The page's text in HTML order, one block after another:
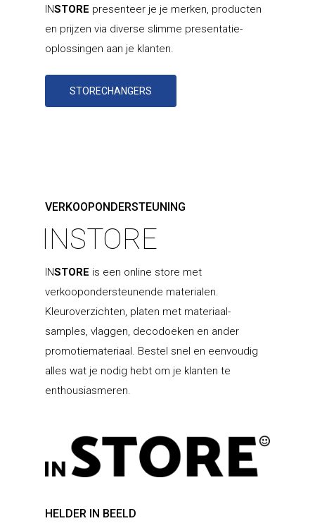
INSTORE presenteer je je merken, producten
en prijzen via diverse slimme presentatie-
oplossingen aan je klanten.
STORECHANGERS
VERKOOPONDERSTEUNING
INSTORE
INSTORE is een online store met
verkoopondersteunende materialen.
Kleuroverzichten, platen met materiaal-
samples, vlaggen, decodoeken en ander
promotiemateriaal. Bestel snel en eenvoudig
alles wat je nodig hebt om je klanten te
enthousiasmeren.
HELDER IN BEELD